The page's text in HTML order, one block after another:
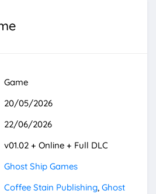
Game
20/05/2026
22/06/2026
v01.02 + Online + Full DLC
Ghost Ship Games
Coffee Stain Publishing Ghost